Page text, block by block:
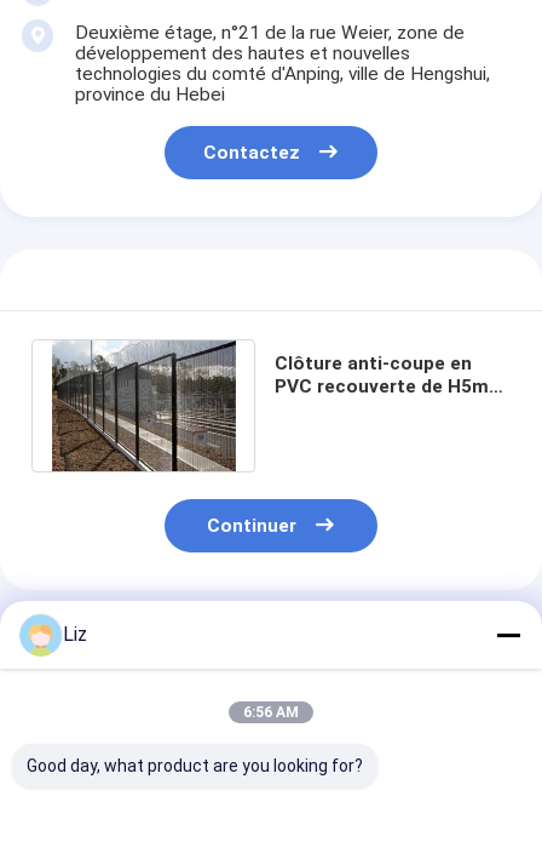
Deuxième étage, n°21 de la rue Weier, zone de
développement des hautes et nouvelles
technologies du comté d'Anping, ville de Hengshui,
province du Hebei
Contactez
Clôture anti-coupe en
PVC recouverte de H5m
Continuer
Produits Recommandés
Liz
6:56 AM
Good day, what product are you looking for?